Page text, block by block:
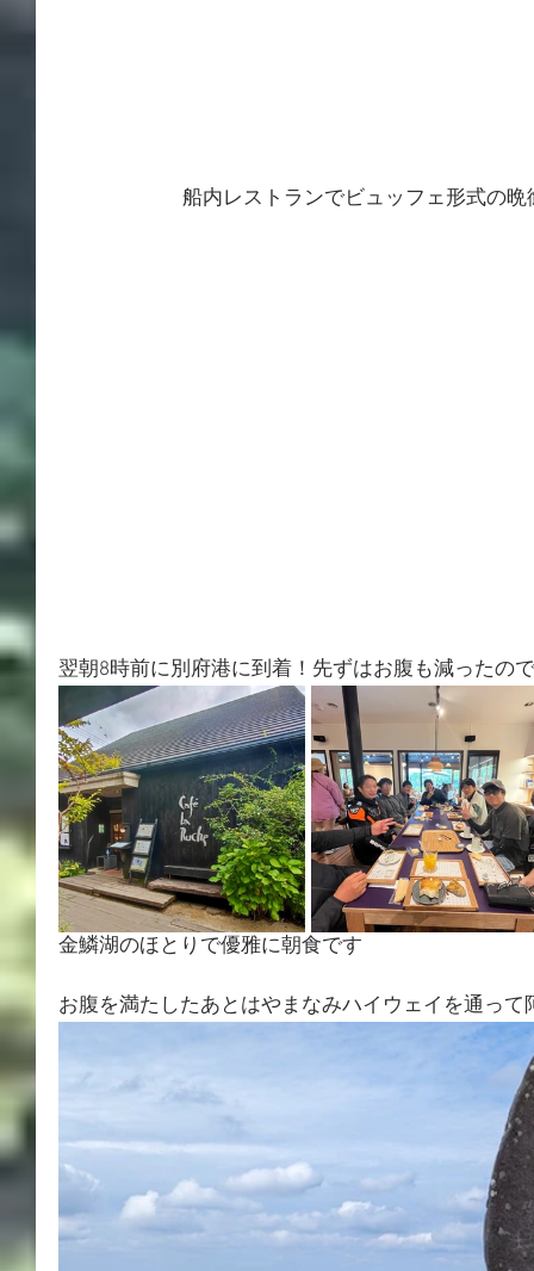
船内レストランでビュッフェ形式の
翌朝8時前に別府港に到着！先ずはお腹も減ったの
金鱗湖のほとりで優雅に朝食です
お腹を満たしたあとはやまなみハイウェイを通って